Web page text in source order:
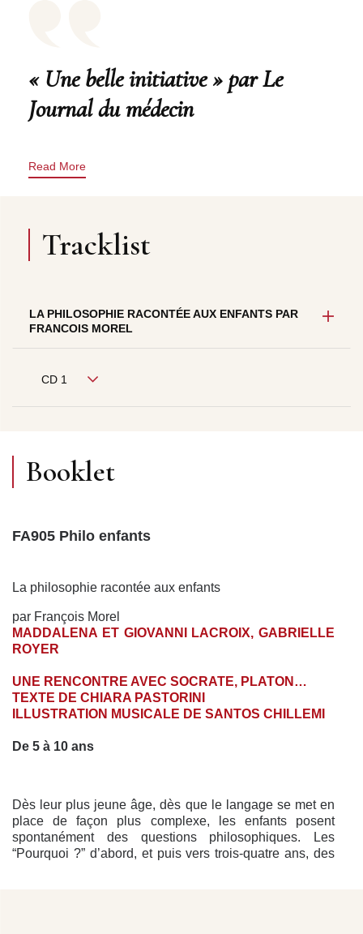
« Une belle initiative » par Le
Journal du médecin
Read More
Tracklist
LA PHILOSOPHIE RACONTÉE AUX ENFANTS PAR
FRANCOIS MOREL
CD 1
Booklet
FA905 Philo enfants
La philosophie racontée aux enfants
par François Morel
MADDALENA ET GIOVANNI LACROIX, GABRIELLE
ROYER
UNE RENCONTRE AVEC SOCRATE, PLATON…
TEXTE DE CHIARA PASTORINI
ILLUSTRATION MUSICALE DE SANTOS CHILLEMI
De 5 à 10 ans
Dès leur plus jeune âge, dès que le langage se met en
place de façon plus complexe, les enfants posent
spontanément des questions philosophiques. Les
“Pourquoi ?” d’abord, et puis vers trois-quatre ans, des